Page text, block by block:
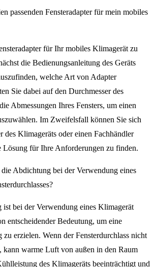
passenden Fensteradapter für mein mobiles
für Ihr mobiles Klimagerät zu
die Bedienungsanleitung des Geräts
welche Art von Adapter
Sie dabei auf den Durchmesser des
Abmessungen Ihres Fensters, um einen
Im Zweifelsfall können Sie sich
des Klimageräts oder einen Fachhändler
Lösung für Ihre Anforderungen zu finden.
Abdichtung bei der Verwendung eines
bei der Verwendung eines Klimagerät
entscheidender Bedeutung, um eine
erzielen. Wenn der Fensterdurchlass nicht
kann warme Luft von außen in den Raum
des Klimageräts beeinträchtigt und